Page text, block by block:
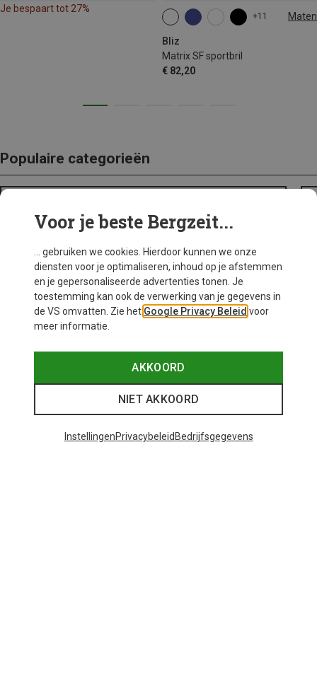
Je bespaart tot 27%
+11 Maten
Bliz
Matrix SF sportbril
€ 82,20
ONE SIZE
Populaire categorieën
Voor je beste Bergzeit...
... gebruiken we cookies. Hierdoor kunnen we onze
diensten voor je optimaliseren, inhoud op je afstemmen
en je gepersonaliseerde advertenties tonen. Je
toestemming kan ook de verwerking van je gegevens in
de VS omvatten. Zie het Google Privacy Beleid voor
meer informatie.
AKKOORD
NIET AKKOORD
InstellingenPrivacybeleid Bedrijfsgegevens